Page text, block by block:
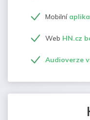
Mobilní
Web HN.cz
Audioverze